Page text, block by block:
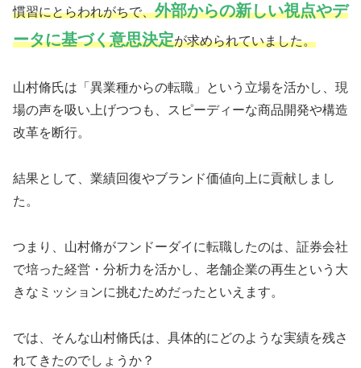
慣習にとらわれがちで、外部からの新しい視点やデ
ータに基づく意思決定が求められていました。
山村脩氏は「異業種からの転職」という立場を活かし、現
場の声を吸い上げつつも、スピーディーな商品開発や構造
改革を断行。
結果として、業績回復やブランド価値向上に貢献しまし
た。
つまり、山村脩がフンドーダイに転職したのは、証券会社
で培った経営・分析力を活かし、老舗企業の再生という大
きなミッションに挑むためだったといえます。
では、そんな山村脩氏は、具体的にどのような実績を残さ
れてきたのでしょうか？